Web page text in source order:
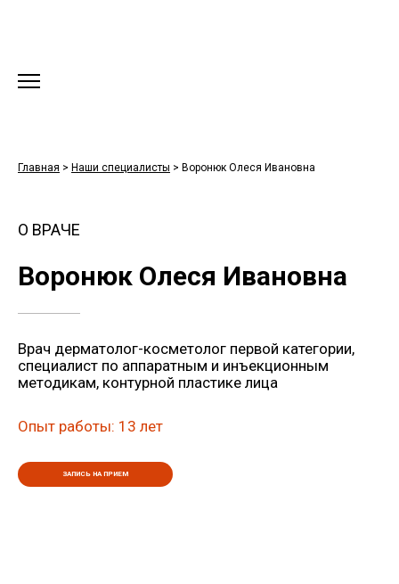
Главная > Наши специалисты > Воронюк Олеся Ивановна
О ВРАЧЕ
Воронюк Олеся Ивановна
Врач дерматолог-косметолог первой категории,
специалист по аппаратным и инъекционным
методикам, контурной пластике лица
Опыт работы: 13 лет
ЗАПИСЬ НА ПРИЕМ